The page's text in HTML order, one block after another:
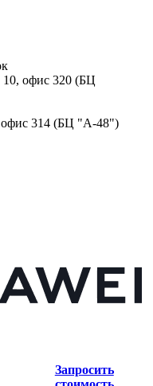
10, офис 320 (БЦ
офис 314 (БЦ "А-48")
Запросить